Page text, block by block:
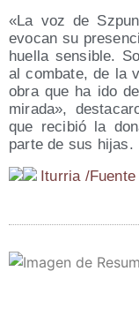
«La voz de
evo­can su
hue­lla sen­si­ble.
al com­ba­te, de la
obra que ha ido
mira­da»,
que reci­bió la
par­te de sus hijas.
Itu­rria /​Fuen­te